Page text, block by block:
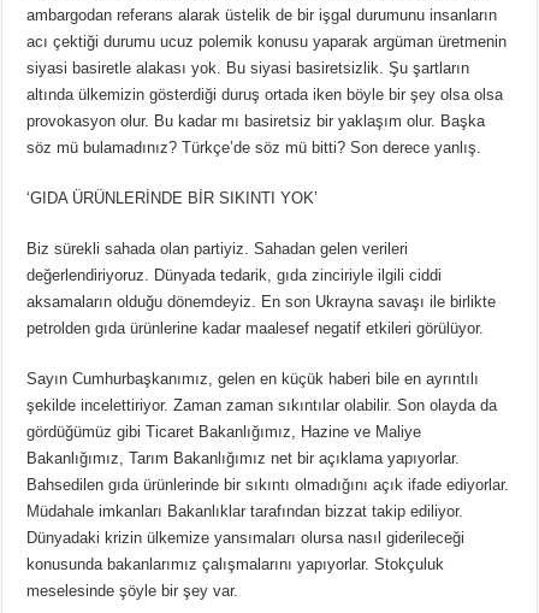
ambargodan referans alarak üstelik de bir işgal durumunu insanların
acı çektiği durumu ucuz polemik konusu yaparak argüman üretmenin
siyasi basiretle alakası yok. Bu siyasi basiretsizlik. Şu şartların
altında ülkemizin gösterdiği duruş ortada iken böyle bir şey olsa olsa
provokasyon olur. Bu kadar mı basiretsiz bir yaklaşım olur. Başka
söz mü bulamadınız? Türkçe’de söz mü bitti? Son derece yanlış.
‘GIDA ÜRÜNLERİNDE BİR SIKINTI YOK’
Biz sürekli sahada olan partiyiz. Sahadan gelen verileri
değerlendiriyoruz. Dünyada tedarik, gıda zinciriyle ilgili ciddi
aksamaların olduğu dönemdeyiz. En son Ukrayna savaşı ile birlikte
petrolden gıda ürünlerine kadar maalesef negatif etkileri görülüyor.
Sayın Cumhurbaşkanımız, gelen en küçük haberi bile en ayrıntılı
şekilde incelettiriyor. Zaman zaman sıkıntılar olabilir. Son olayda da
gördüğümüz gibi Ticaret Bakanlığımız, Hazine ve Maliye
Bakanlığımız, Tarım Bakanlığımız net bir açıklama yapıyorlar.
Bahsedilen gıda ürünlerinde bir sıkıntı olmadığını açık ifade ediyorlar.
Müdahale imkanları Bakanlıklar tarafından bizzat takip ediliyor.
Dünyadaki krizin ülkemize yansımaları olursa nasıl giderileceği
konusunda bakanlarımız çalışmalarını yapıyorlar. Stokçuluk
meselesinde şöyle bir şey var.